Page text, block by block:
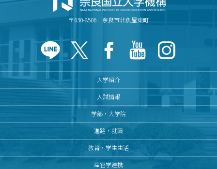
〒630-8506 奈良市北魚屋東町
大学紹介
入試情報
学部・大学院
進路・就職
教育・学生生活
産官学連携